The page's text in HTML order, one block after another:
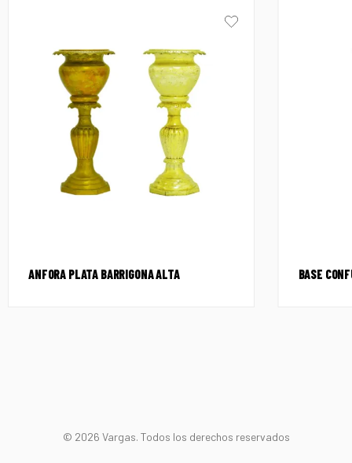
ANFORA PLATA BARRIGONA ALTA BASE
© 2026 Vargas. Todos los derechos reservados